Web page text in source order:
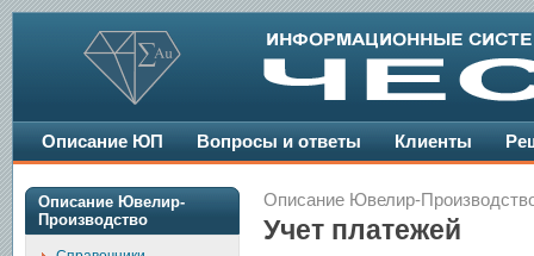
Описание Ювелир-
Учет платежей
Описание ЮП Вопросы и ответы Клиенты
Описание Ювелир-
Производство